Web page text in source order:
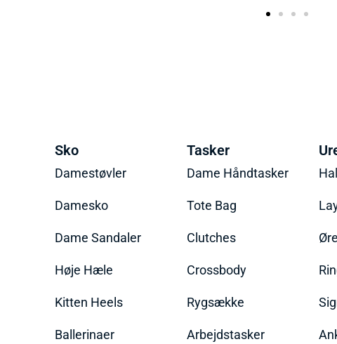
Sko
Damestøvler
Damesko
Dame Sandaler
Høje Hæle
Kitten Heels
Ballerinaer
Tasker
Dame Håndtasker
Tote Bag
Clutches
Crossbody
Rygsække
Arbejdstasker